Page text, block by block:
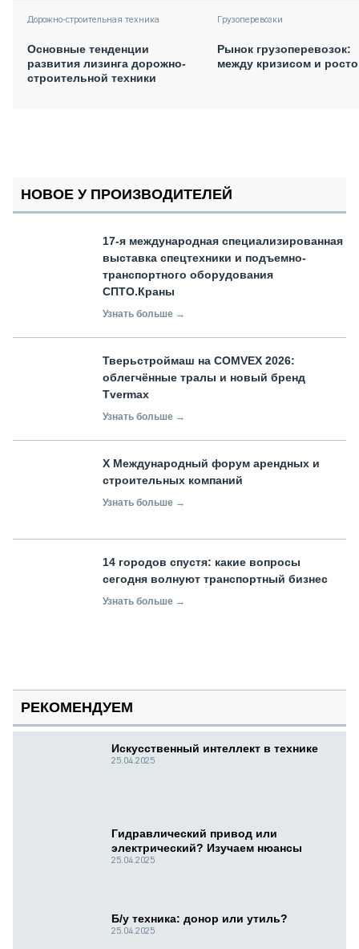
Дорожно-строительная техника
Основные тенденции
развития лизинга дорожно-
строительной техники
Грузоперевозки
Рынок грузоперевозок:
между кризисом и
НОВОЕ У ПРОИЗВОДИТЕЛЕЙ
17-я международная специализированная
выставка спецтехники и подъемно-
транспортного оборудования
СПТО.Краны
Узнать больше →
Тверьстроймаш на COMVEX 2026:
облегчённые тралы и новый бренд
Tvermax
Узнать больше →
X Международный форум арендных и
строительных компаний
Узнать больше →
14 городов спустя: какие вопросы
сегодня волнуют транспортный бизнес
Узнать больше →
РЕКОМЕНДУЕМ
Искусственный интеллект в технике
25.04.2025
Гидравлический привод или
электрический? Изучаем нюансы
25.04.2025
Б/у техника: донор или утиль?
25.04.2025